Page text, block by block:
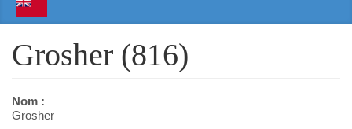
Grosher (816)
Nom :
Grosher